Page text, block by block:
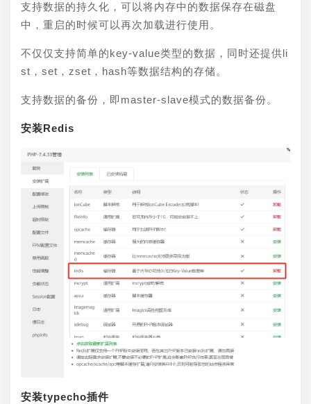
支持数据的持久化，可以将内存中的数据保存在磁盘
中，重启的时候可以再次加载进行使用。
不仅仅支持简单的key-value类型的数据，同时还提供li
st，set，zset，hash等数据结构的存储。
支持数据的备份，即master-slave模式的数据备份。
安装Redis
安装typecho插件